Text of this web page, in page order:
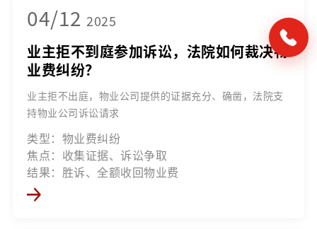
04/12 2025
业主拒不到庭参加诉讼，法院如何裁决物
业费纠纷？
业主拒不出庭，物业公司提供的证据充分、确凿，法院支
持物业公司诉讼请求
类型：物业费纠纷
焦点：收集证据、诉讼争取
结果：胜诉、全额收回物业费